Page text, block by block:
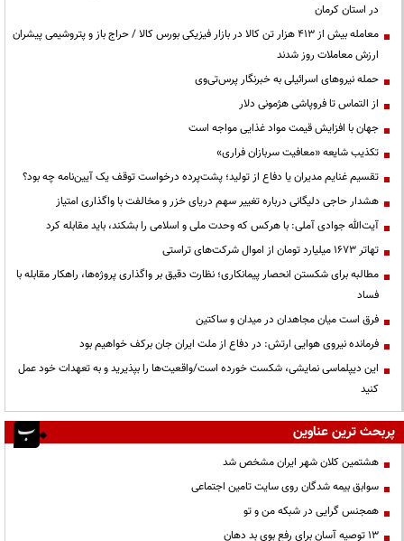
در استان کرمان
معامله بیش از ۴۱۳ هزار تن کالا در بازار فیزیکی بورس کالا / حراج باز و پتروشیمی پیشران
ارزش معاملات روز شدند
حمله نیروهای اسرائیلی به خبرنگار پرس‌تی‌وی
از التماس تا فروپاشی هژمونی دلار
جهان با افزایش قیمت مواد غذایی مواجه است
تکذیب شایعه «معافیت سربازان فراری»
تقسیم غنایم مدیران یا دفاع از تولید؛ پشت‌پرده درخواست توقف یک آیین‌نامه چه بود؟
هشدار حاجی دلیگانی درباره تغییر سهم دریای خزر و مخالفت با واگذاری امتیاز
آیت‌الله جوادی آملی: با هرکس که وحدت ملی و اسلامی را بشکند، باید مقابله کرد
تهاتر ۱۶۷۳ میلیارد تومان از اموال شرکت‌های تراستی
مطالبه برای شکستن انحصار پیمانکاری؛ نظارت دقیق بر واگذاری پروژه‌ها، راهکار مقابله با
فساد
فرق است میان مجاهدان در میدان و ساکتین
فرمانده نیروی هوایی ارتش: در دفاع از ملت ایران جان برکف خواهیم بود
این دیپلماسی نمایشی، شکست خورده است/واقعیت‌ها را بپذیرید و به تعهدات خود عمل
کنید
پربحث ترین عناوین
هشتمین کلان شهر ایران مشخص شد
سوابق بیمه شدگان روی سایت تامین اجتماعی
همجنس گرایی در شبکه من و تو
13 توصیه آسان برای رفع بوی بد دهان